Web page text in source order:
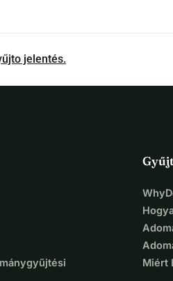
jelentés.
Miért